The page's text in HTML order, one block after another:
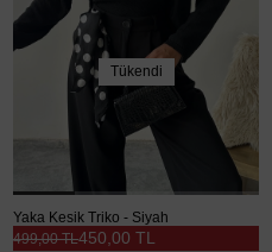
Tükendi
Yaka Kesik Triko - Siyah
450,00 TL
499,00 TL